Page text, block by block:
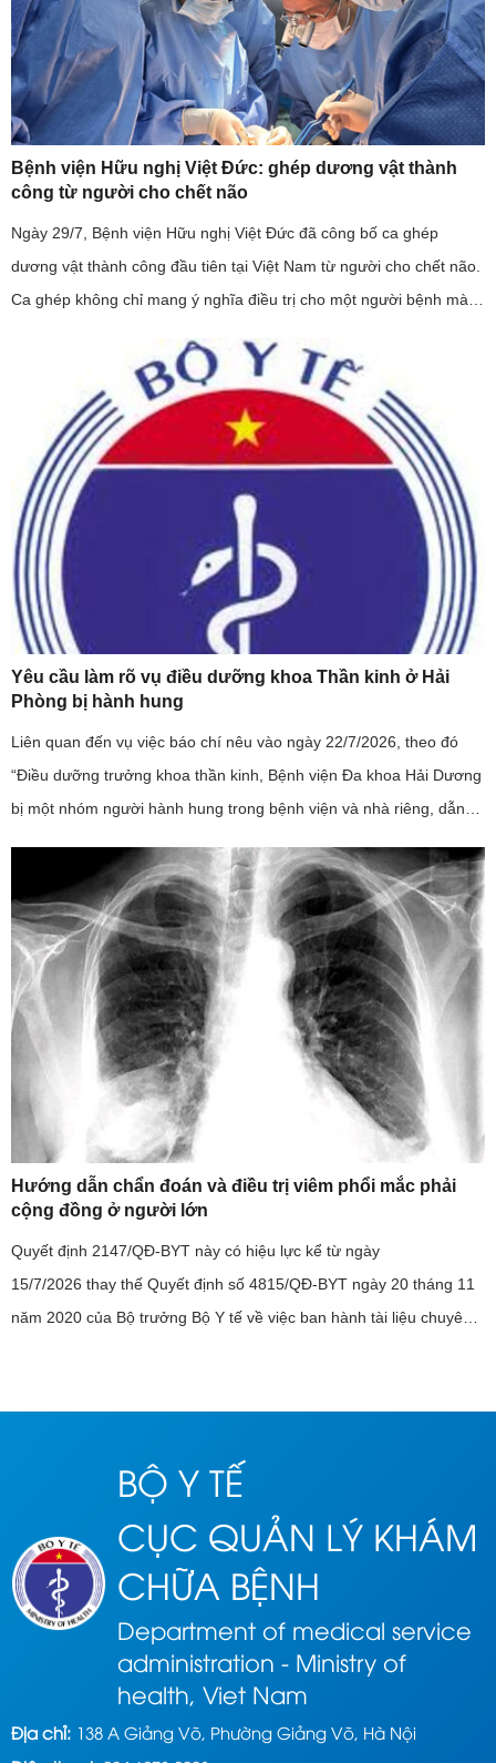
Bệnh viện Hữu nghị Việt Đức: ghép dương vật thành
công từ người cho chết não
Ngày 29/7, Bệnh viện Hữu nghị Việt Đức đã công bố ca ghép
dương vật thành công đầu tiên tại Việt Nam từ người cho chết não.
Ca ghép không chỉ mang ý nghĩa điều trị cho một người bệnh mà
Yêu cầu làm rõ vụ điều dưỡng khoa Thần kinh ở Hải
Phòng bị hành hung
Liên quan đến vụ việc báo chí nêu vào ngày 22/7/2026, theo đó
“Điều dưỡng trưởng khoa thần kinh, Bệnh viện Đa khoa Hải Dương
bị một nhóm người hành hung trong bệnh viện và nhà riêng, dẫn
Hướng dẫn chẩn đoán và điều trị viêm phổi mắc phải
cộng đồng ở người lớn
Quyết định 2147/QĐ-BYT này có hiệu lực kể từ ngày
15/7/2026 thay thế Quyết định số 4815/QĐ-BYT ngày 20 tháng 11
năm 2020 của Bộ trưởng Bộ Y tế về việc ban hành tài liệu chuyên
BỘ Y TẾ
CỤC QUẢN LÝ KHÁM
CHỮA BỆNH
Department of medical service
administration - Ministry of
health, Viet Nam
Địa chỉ: 138 A Giảng Võ, Phường Giảng Võ, Hà Nội